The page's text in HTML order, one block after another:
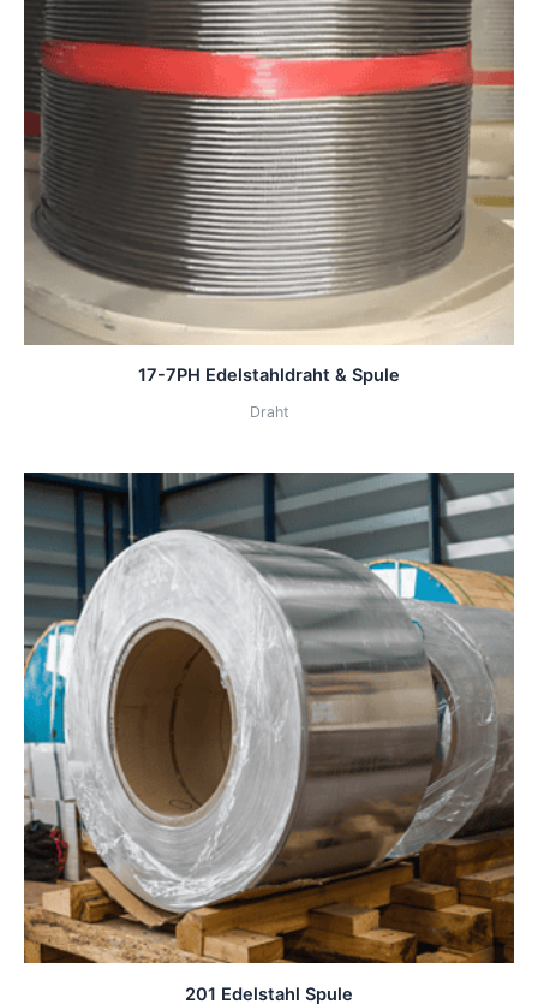
17-7PH Edelstahldraht & Spule
Draht
201 Edelstahl Spule